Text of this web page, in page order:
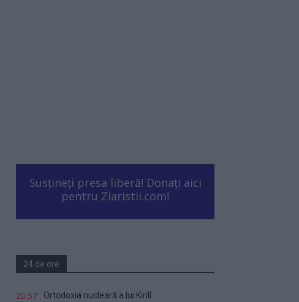
Susțineți presa liberă! Donați aici
pentru Ziaristii.com!
24 de ore
20.57 Ortodoxia nucleară a lui Kirill